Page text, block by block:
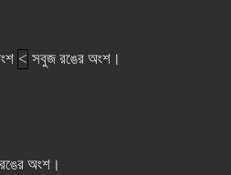
< সবুজ রঙের অংশ।
অংশ।